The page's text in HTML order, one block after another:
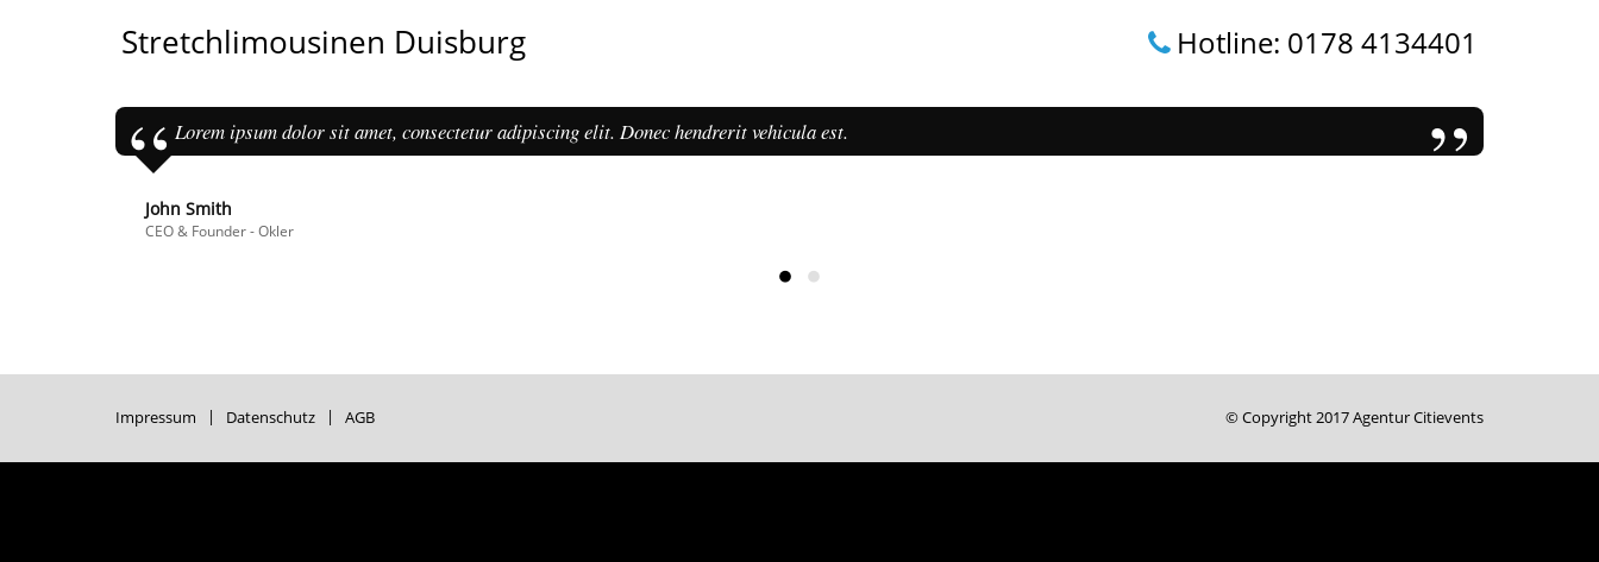
Stretchlimousinen Duisburg Hotline: 0178 4134401
Lorem ipsum dolor sit amet, consectetur adipiscing elit. Donec hendrerit vehicula est.
John Smith
CEO & Founder - Okler
Impressum Datenschutz AGB © Copyright 2017 Agentur Citievents